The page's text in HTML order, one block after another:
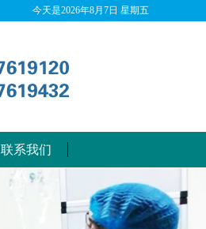
今天是2026年8月7日 星期五
联系我们